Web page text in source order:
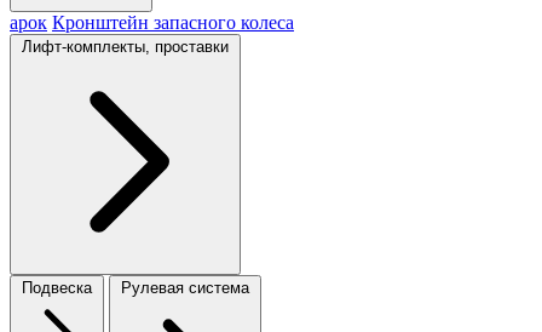
арок Кронштейн запасного колеса
Лифт-комплекты, проставки
Подвеска Рулевая система